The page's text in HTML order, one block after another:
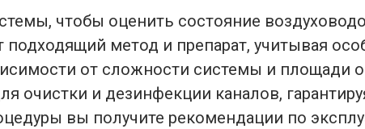
чтобы оценить состояние
метод и препарат, учитывая
от сложности системы и площади
очистки и дезинфекции каналов,
вы получите рекомендации по